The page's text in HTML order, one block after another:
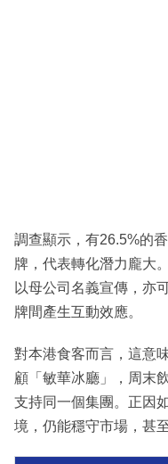
調查顯示，有26.5%的
牌，代表轉化潛力龐大
以母公司名義宣傳，亦
牌間產生互動效應。
對本港食客而言，這意
顧「敏華冰廳」，周末
支持同一個集團。正因
境，仍能穩守市場，甚